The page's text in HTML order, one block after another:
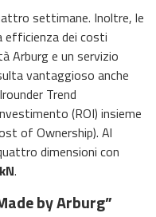
settimane. Inoltre, le
efficienza dei costi
Arburg e un servizio
vantaggioso anche
Trend
(ROI) insieme
of Ownership). Al
dimensioni con
.
by Arburg”